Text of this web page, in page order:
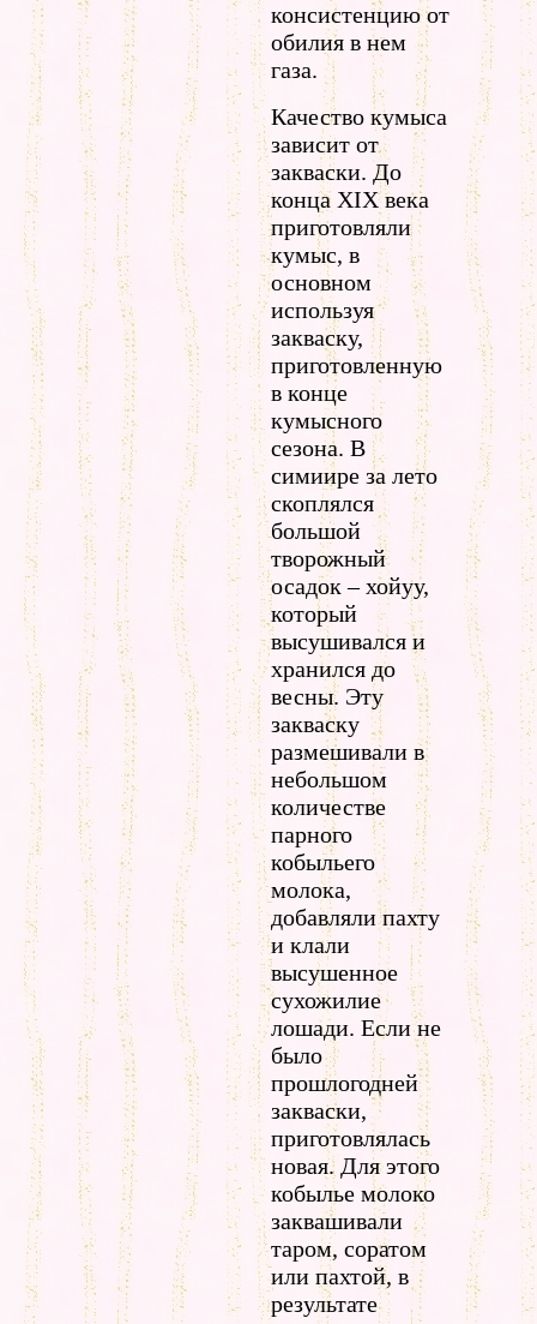
консистенцию от
обилия в нем
газа.
Качество кумыса
зависит от
закваски. До
конца ХIХ века
приготовляли
кумыс, в
основном
используя
закваску,
приготовленную
в конце
кумысного
сезона. В
симиире за лето
скоплялся
большой
творожный
осадок – хойуу,
который
высушивался и
хранился до
весны. Эту
закваску
размешивали в
небольшом
количестве
парного
кобыльего
молока,
добавляли пахту
и клали
высушенное
сухожилие
лошади. Если не
было
прошлогодней
закваски,
приготовлялась
новая. Для этого
кобылье молоко
заквашивали
таром, соратом
или пахтой, в
результате